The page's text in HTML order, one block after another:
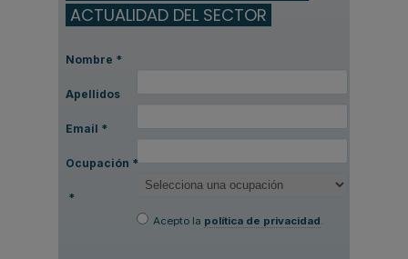
ACTUALIDAD DEL SECTOR
Nombre *
Apellidos
Email *
Ocupación *
*
Acepto la política de privacidad